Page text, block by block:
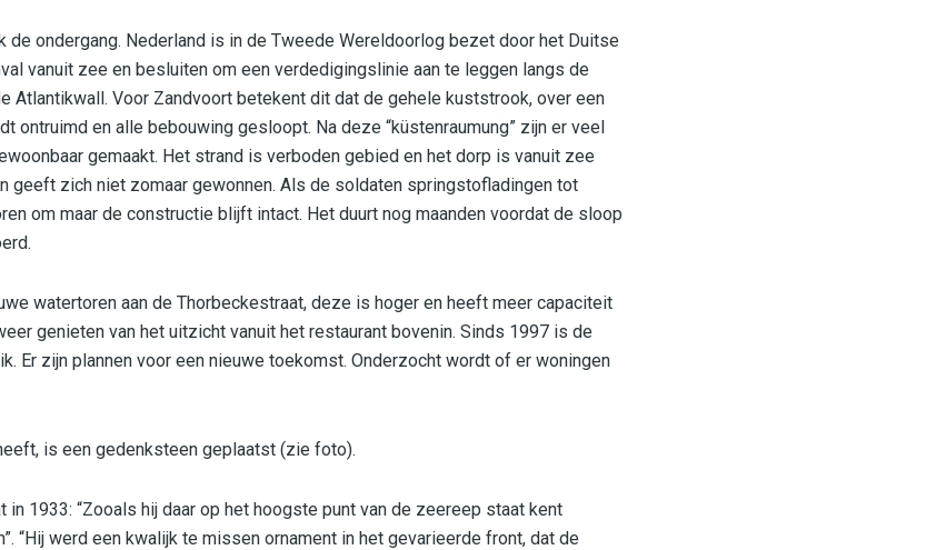
de ondergang. Nederland is in de Tweede Wereldoorlog bezet door het Duitse
vanuit zee en besluiten om een verdedigingslinie aan te leggen langs de
Atlantikwall. Voor Zandvoort betekent dit dat de gehele kuststrook, over een
ontruimd en alle bebouwing gesloopt. Na deze “küstenraumung” zijn er veel
gemaakt. Het strand is verboden gebied en het dorp is vanuit zee
geeft zich niet zomaar gewonnen. Als de soldaten springstofladingen tot
om maar de constructie blijft intact. Het duurt nog maanden voordat de sloop
watertoren aan de Thorbeckestraat, deze is hoger en heeft meer capaciteit
genieten van het uitzicht vanuit het restaurant bovenin. Sinds 1997 is de
Er zijn plannen voor een nieuwe toekomst. Onderzocht wordt of er woningen
is een gedenksteen geplaatst (zie foto).
in 1933: “Zooals hij daar op het hoogste punt van de zeereep staat kent
“Hij werd een kwalijk te missen ornament in het gevarieerde front, dat de